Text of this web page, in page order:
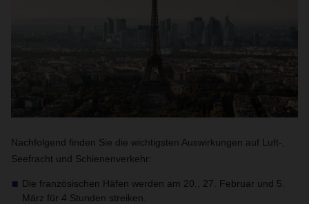
Nachfolgend finden Sie die wichtigsten Auswirkungen auf Luft-,
Seefracht und Schienenverkehr:
Die französischen Häfen werden am 20., 27. Februar und 5.
März für 4 Stunden streiken.